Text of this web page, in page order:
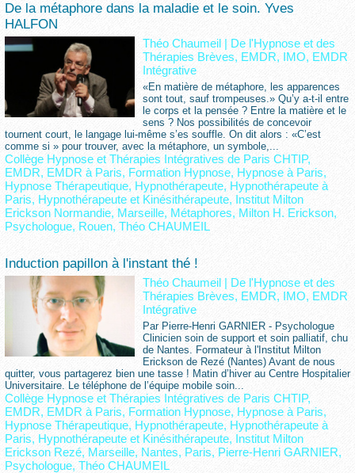
De la métaphore dans la maladie et le soin. Yves
HALFON
Théo Chaumeil | De l'Hypnose et des
Thérapies Brèves, EMDR, IMO, EMDR
Intégrative
«En matière de métaphore, les apparences
sont tout, sauf trompeuses.» Qu’y a-t-il entre
le corps et la pensée ? Entre la matière et le
sens ? Nos possibilités de concevoir
tournent court, le langage lui-même s’es souffle. On dit alors : «C’est
comme si » pour trouver, avec la métaphore, un symbole,...
Collège Hypnose et Thérapies Intégratives de Paris CHTIP,
EMDR, EMDR à Paris, Formation Hypnose, Hypnose à Paris,
Hypnose Thérapeutique, Hypnothérapeute, Hypnothérapeute à
Paris, Hypnothérapeute et Kinésithérapeute, Institut Milton
Erickson Normandie, Marseille, Métaphores, Milton H. Erickson,
Psychologue, Rouen, Théo CHAUMEIL
Induction papillon à l'instant thé !
Théo Chaumeil | De l'Hypnose et des
Thérapies Brèves, EMDR, IMO, EMDR
Intégrative
Par Pierre-Henri GARNIER - Psychologue
Clinicien soin de support et soin palliatif, chu
de Nantes. Formateur à l'Institut Milton
Erickson de Rezé (Nantes) Avant de nous
quitter, vous partagerez bien une tasse ! Matin d’hiver au Centre Hospitalier
Universitaire. Le téléphone de l’équipe mobile soin...
Collège Hypnose et Thérapies Intégratives de Paris CHTIP,
EMDR, EMDR à Paris, Formation Hypnose, Hypnose à Paris,
Hypnose Thérapeutique, Hypnothérapeute, Hypnothérapeute à
Paris, Hypnothérapeute et Kinésithérapeute, Institut Milton
Erickson Rezé, Marseille, Nantes, Paris, Pierre-Henri GARNIER,
Psychologue, Théo CHAUMEIL